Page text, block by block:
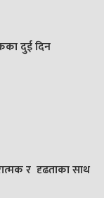
दुई दिन
र दृढताका साथ